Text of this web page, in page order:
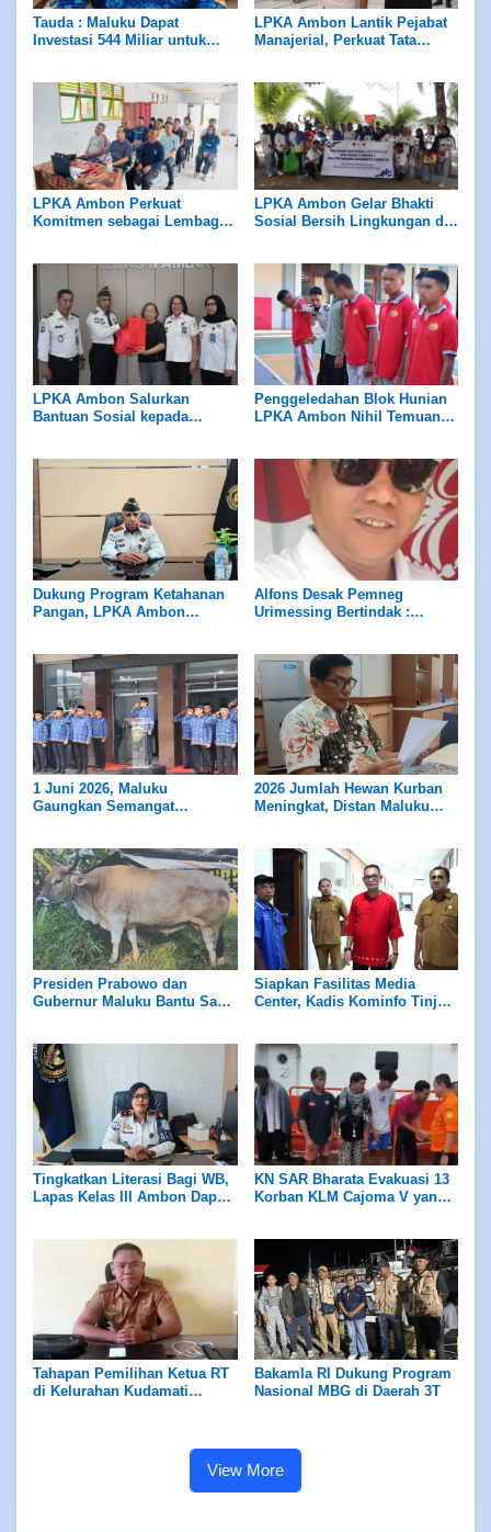
Tauda : Maluku Dapat
Investasi 544 Miliar untuk
LPKA Ambon Lantik Pejabat
Manajerial, Perkuat Tata
LPKA Ambon Perkuat
Komitmen sebagai Lembaga
LPKA Ambon Gelar Bhakti
Sosial Bersih Lingkungan di
LPKA Ambon Salurkan
Bantuan Sosial kepada
Penggeledahan Blok Hunian
LPKA Ambon Nihil Temuan
Dukung Program Ketahanan
Pangan, LPKA Ambon
Alfons Desak Pemneg
Urimessing Bertindak :
1 Juni 2026, Maluku
Gaungkan Semangat
2026 Jumlah Hewan Kurban
Meningkat, Distan Maluku
Masyarakat
Presiden Prabowo dan
Gubernur Maluku Bantu Sapi
Siapkan Fasilitas Media
Center, Kadis Kominfo Tinjau
Tingkatkan Literasi Bagi WB,
Lapas Kelas III Ambon Dapat
KN SAR Bharata Evakuasi 13
Korban KLM Cajoma V yang
Tahapan Pemilihan Ketua RT
di Kelurahan Kudamati
Bakamla RI Dukung Program
Nasional MBG di Daerah 3T
View More